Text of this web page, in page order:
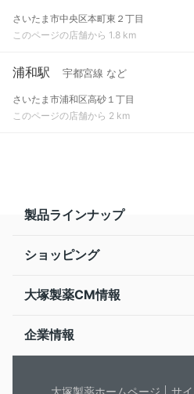
さいたま市中央区本町東２丁目
このページの店舗から 1.8 km
浦和駅 宇都宮線 など
さいたま市浦和区高砂１丁目
このページの店舗から 2 km
製品ラインナップ
ショッピング
大塚製薬CM情報
企業情報